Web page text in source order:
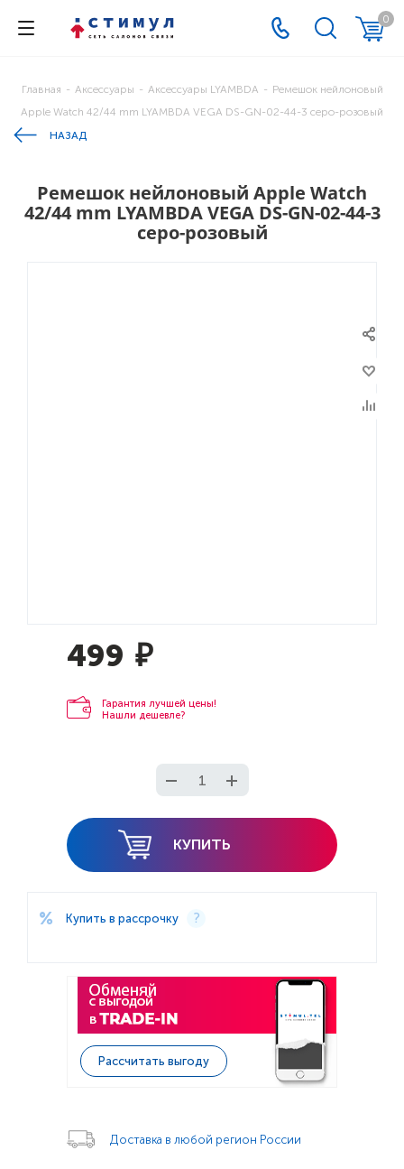
0
Главная - Аксессуары - Аксессуары LYAMBDA - Ремешок нейлоновый
Apple Watch 42/44 mm LYAMBDA VEGA DS-GN-02-44-3 серо-розовый
НАЗАД
Ремешок нейлоновый Apple Watch
42/44 mm LYAMBDA VEGA DS-GN-02-44-3
серо-розовый
499 ₽
Гарантия лучшей цены!
Нашли дешевле?
КУПИТЬ
Купить в рассрочку
Рассчитать выгоду
Доставка в любой регион России